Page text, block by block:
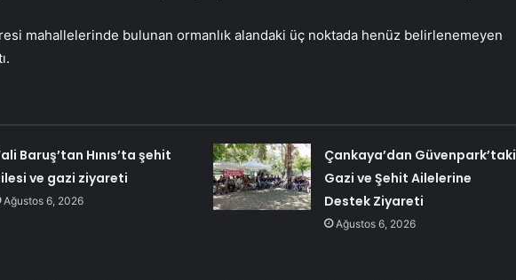
mahallelerinde bulunan ormanlık alandaki üç noktada henüz belirlenemeyen
Baruş’tan Hınıs’ta şehit
ve gazi ziyareti
Ağustos 6, 2026
Çankaya’dan Güvenpark’taki
Gazi ve Şehit Ailelerine
Destek Ziyareti
Ağustos 6, 2026